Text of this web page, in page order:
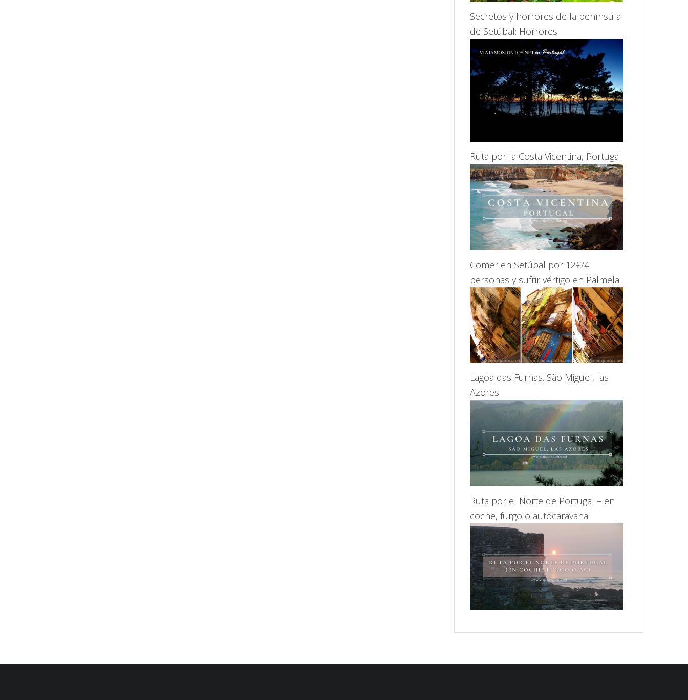
Secretos y horrores de la península
de Setúbal: Horrores
Ruta por la Costa Vicentina, Portugal
Comer en Setúbal por 12€/4
personas y sufrir vértigo en Palmela.
Lagoa das Furnas. São Miguel, las
Azores
Ruta por el Norte de Portugal – en
coche, furgo o autocaravana